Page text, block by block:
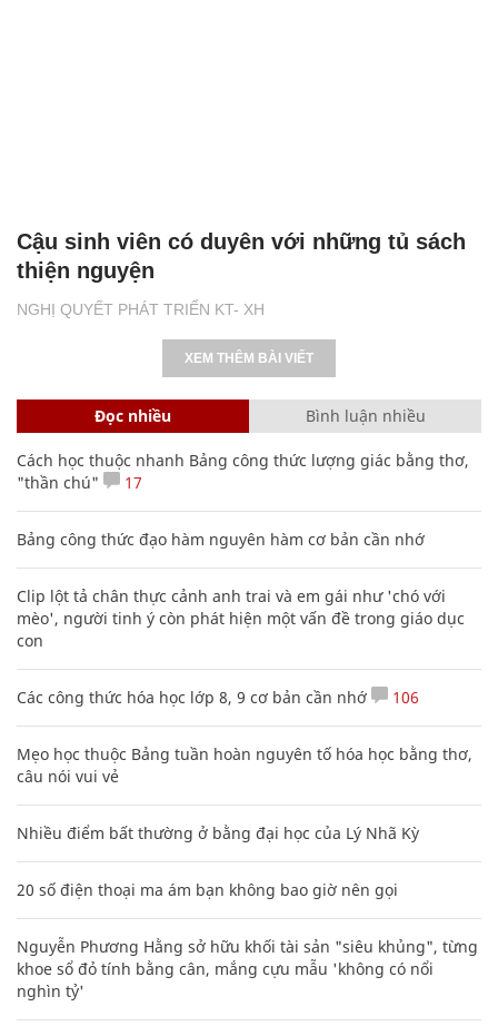
NGHỊ QUYẾT PHÁT TRIỂN KT- XH
Cậu sinh viên có duyên với những tủ sách
thiện nguyện
XEM THÊM BÀI VIẾT
Đọc nhiều Bình luận nhiều
Cách học thuộc nhanh Bảng công thức lượng giác bằng thơ,
"thần chú"
17
Bảng công thức đạo hàm nguyên hàm cơ bản cần nhớ
Clip lột tả chân thực cảnh anh trai và em gái như 'chó với
mèo', người tinh ý còn phát hiện một vấn đề trong giáo dục
con
Các công thức hóa học lớp 8, 9 cơ bản cần nhớ 106
Mẹo học thuộc Bảng tuần hoàn nguyên tố hóa học bằng thơ,
câu nói vui vẻ
Nhiều điểm bất thường ở bằng đại học của Lý Nhã Kỳ
20 số điện thoại ma ám bạn không bao giờ nên gọi
Nguyễn Phương Hằng sở hữu khối tài sản "siêu khủng", từng
khoe sổ đỏ tính bằng cân, mắng cựu mẫu 'không có nổi
nghìn tỷ'